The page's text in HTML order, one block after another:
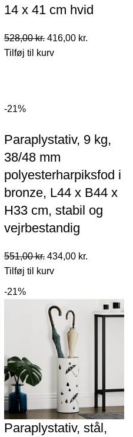
14 x 41 cm hvid
528,00kr. Den
oprindelige
416,00 kr.
Tilføj til kurv
-21%
Paraplystativ, 9 kg,
38/48 mm
polyesterharpiksfod i
bronze, L44 x B44 x
H33 cm, stabil og
vejrbestandig
551,00kr. Den
oprindelige
var:
551,00 kr..
434,00 kr.
er:
434,00 kr..
Tilføj til kurv
-21%
Paraplystativ, stål,